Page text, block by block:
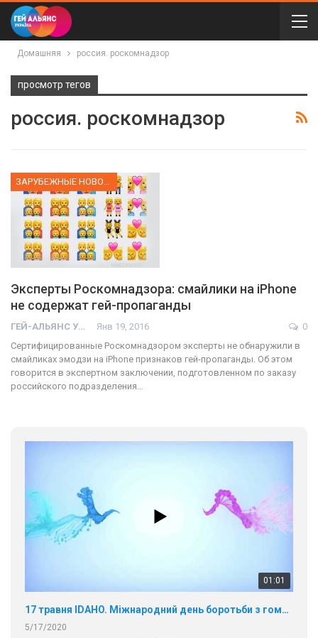
Домашняя россия. роскомнадзор
просмотр тегов
россия. роскомнадзор
Эксперты Роскомнадзора: смайлики на iPhone
не содержат гей-пропаганды
ГЕЙ-АЛЬЯНС УКРАИНА Янв 19, 2016
0
Сертифицированные Роскомнадзором эксперты не обнаружили в
смайликах эмодзи на iPhone признаков гей-пропаганды. Об этом
говорится в экспертном заключении, подготовленном по заказу
российского подразделения…
01:01
17 травня IDAHO. Міжнародний день боротьби з гомофобією трансфобією і біфобія.
5/17/2020